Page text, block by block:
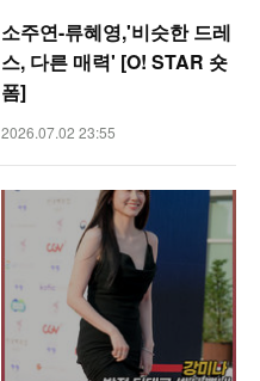
소주연-류혜영,'비슷한 드레
스, 다른 매력' [O! STAR 숏
폼]
2026.07.02 23:55